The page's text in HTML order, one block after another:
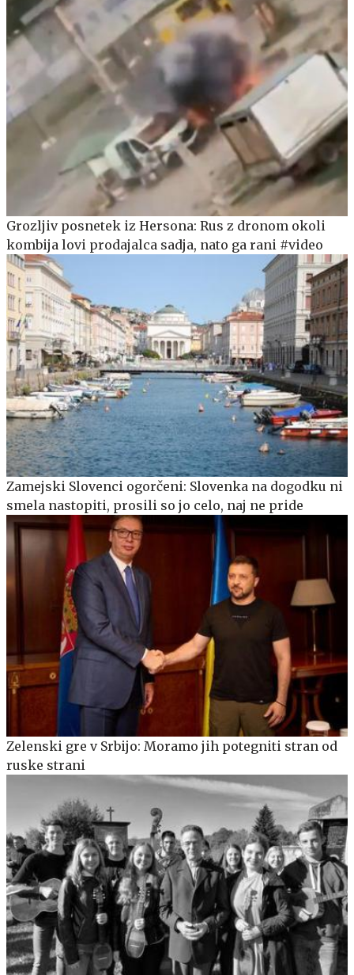
Grozljiv posnetek iz Hersona: Rus z dronom okoli
kombija lovi prodajalca sadja, nato ga rani #video
Zamejski Slovenci ogorčeni: Slovenka na dogodku ni
smela nastopiti, prosili so jo celo, naj ne pride
Zelenski gre v Srbijo: Moramo jih potegniti stran od
ruske strani